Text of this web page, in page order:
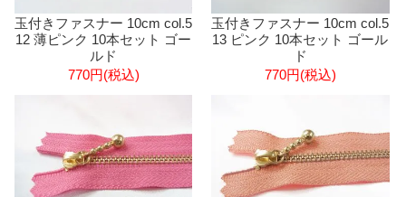
玉付きファスナー 10cm col.5
12 薄ピンク 10本セット ゴー
ルド
770円(税込)
玉付きファスナー 10cm col.5
13 ピンク 10本セット ゴール
ド
770円(税込)